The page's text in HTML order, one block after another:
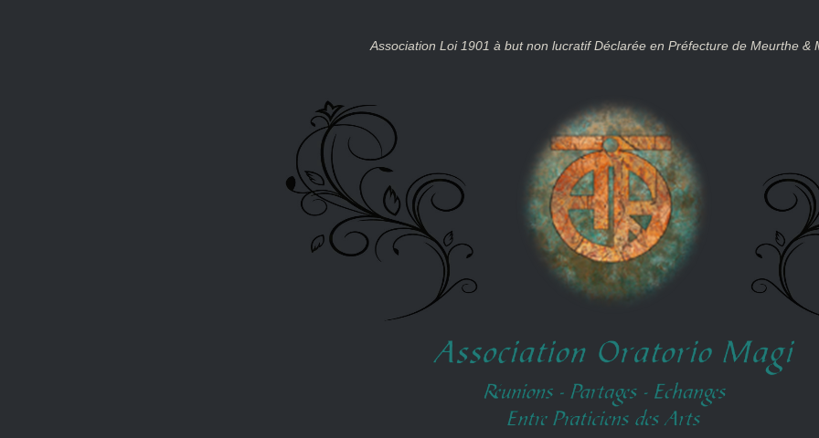
Association Loi 1901 à but non lucratif Déclarée en Préfecture de Meurthe &